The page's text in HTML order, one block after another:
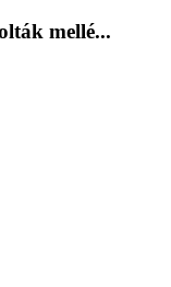
mellé...